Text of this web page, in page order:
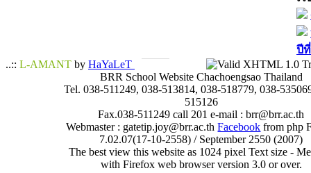
ปี
..:: L-AMANT by HaYaLeT
BRR School Website Chachoengsao Thailand
Tel. 038-511249, 038-513814, 038-518779, 038-
515126
Fax.038-511249 call 201 e-mail : brr@brr.ac.th
Webmaster : gatetip.joy@brr.ac.thFacebook from php
7.02.07(17-10-2558) / September 2550 (2007)
The best view this website as 1024 pixel Text size -
with Firefox web browser version 3.0 or over.